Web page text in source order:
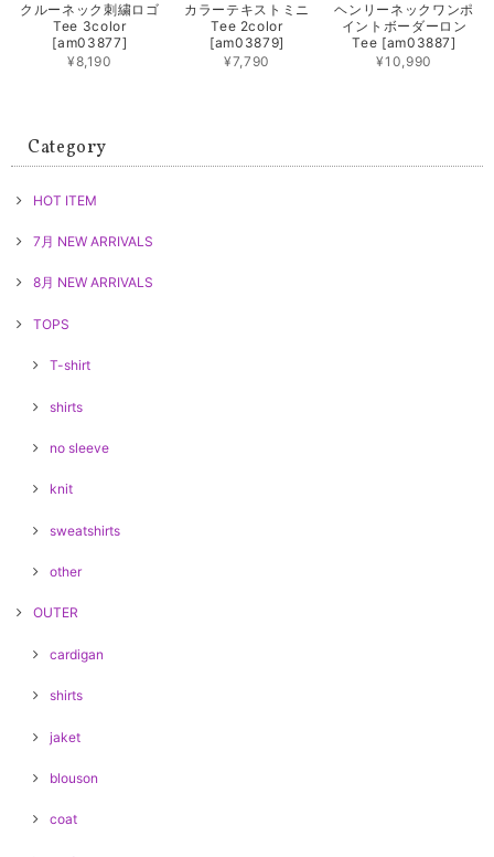
クルーネック刺繍ロゴ
Tee 3color
[am03877]
¥8,190
カラーテキストミニ
Tee 2color
[am03879]
¥7,790
ヘンリーネックワンポ
イントボーダーロン
Tee [am03887]
¥10,990
Category
HOT ITEM
7月 NEW ARRIVALS
8月 NEW ARRIVALS
TOPS
T-shirt
shirts
no sleeve
knit
sweatshirts
other
OUTER
cardigan
shirts
jaket
blouson
coat